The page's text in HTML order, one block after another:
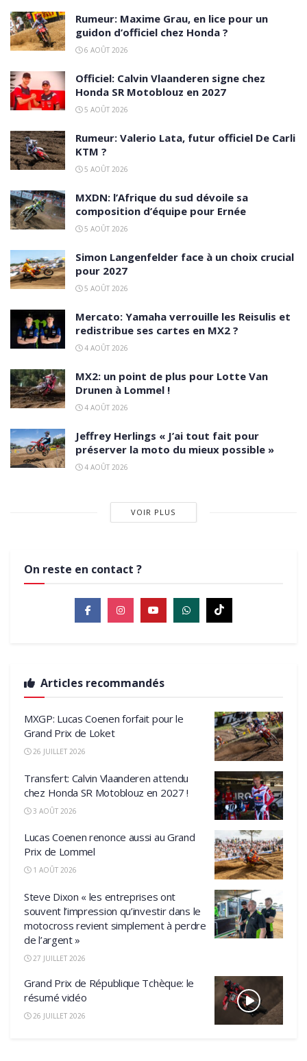
Rumeur: Maxime Grau, en lice pour un
guidon d’officiel chez Honda ?
6 AOÛT 2026
Officiel: Calvin Vlaanderen signe chez
Honda SR Motoblouz en 2027
5 AOÛT 2026
Rumeur: Valerio Lata, futur officiel De Carli
KTM ?
5 AOÛT 2026
MXDN: l’Afrique du sud dévoile sa
composition d’équipe pour Ernée
5 AOÛT 2026
Simon Langenfelder face à un choix crucial
pour 2027
5 AOÛT 2026
Mercato: Yamaha verrouille les Reisulis et
redistribue ses cartes en MX2 ?
4 AOÛT 2026
MX2: un point de plus pour Lotte Van
Drunen à Lommel !
4 AOÛT 2026
Jeffrey Herlings « J’ai tout fait pour
préserver la moto du mieux possible »
4 AOÛT 2026
VOIR PLUS
On reste en contact ?
Articles recommandés
MXGP: Lucas Coenen forfait pour le
Grand Prix de Loket
26 JUILLET 2026
Transfert: Calvin Vlaanderen attendu
chez Honda SR Motoblouz en 2027 !
3 AOÛT 2026
Lucas Coenen renonce aussi au Grand
Prix de Lommel
1 AOÛT 2026
Steve Dixon « les entreprises ont
souvent l’impression qu’investir dans le
motocross revient simplement à perdre
de l’argent »
27 JUILLET 2026
Grand Prix de République Tchèque: le
résumé vidéo
26 JUILLET 2026